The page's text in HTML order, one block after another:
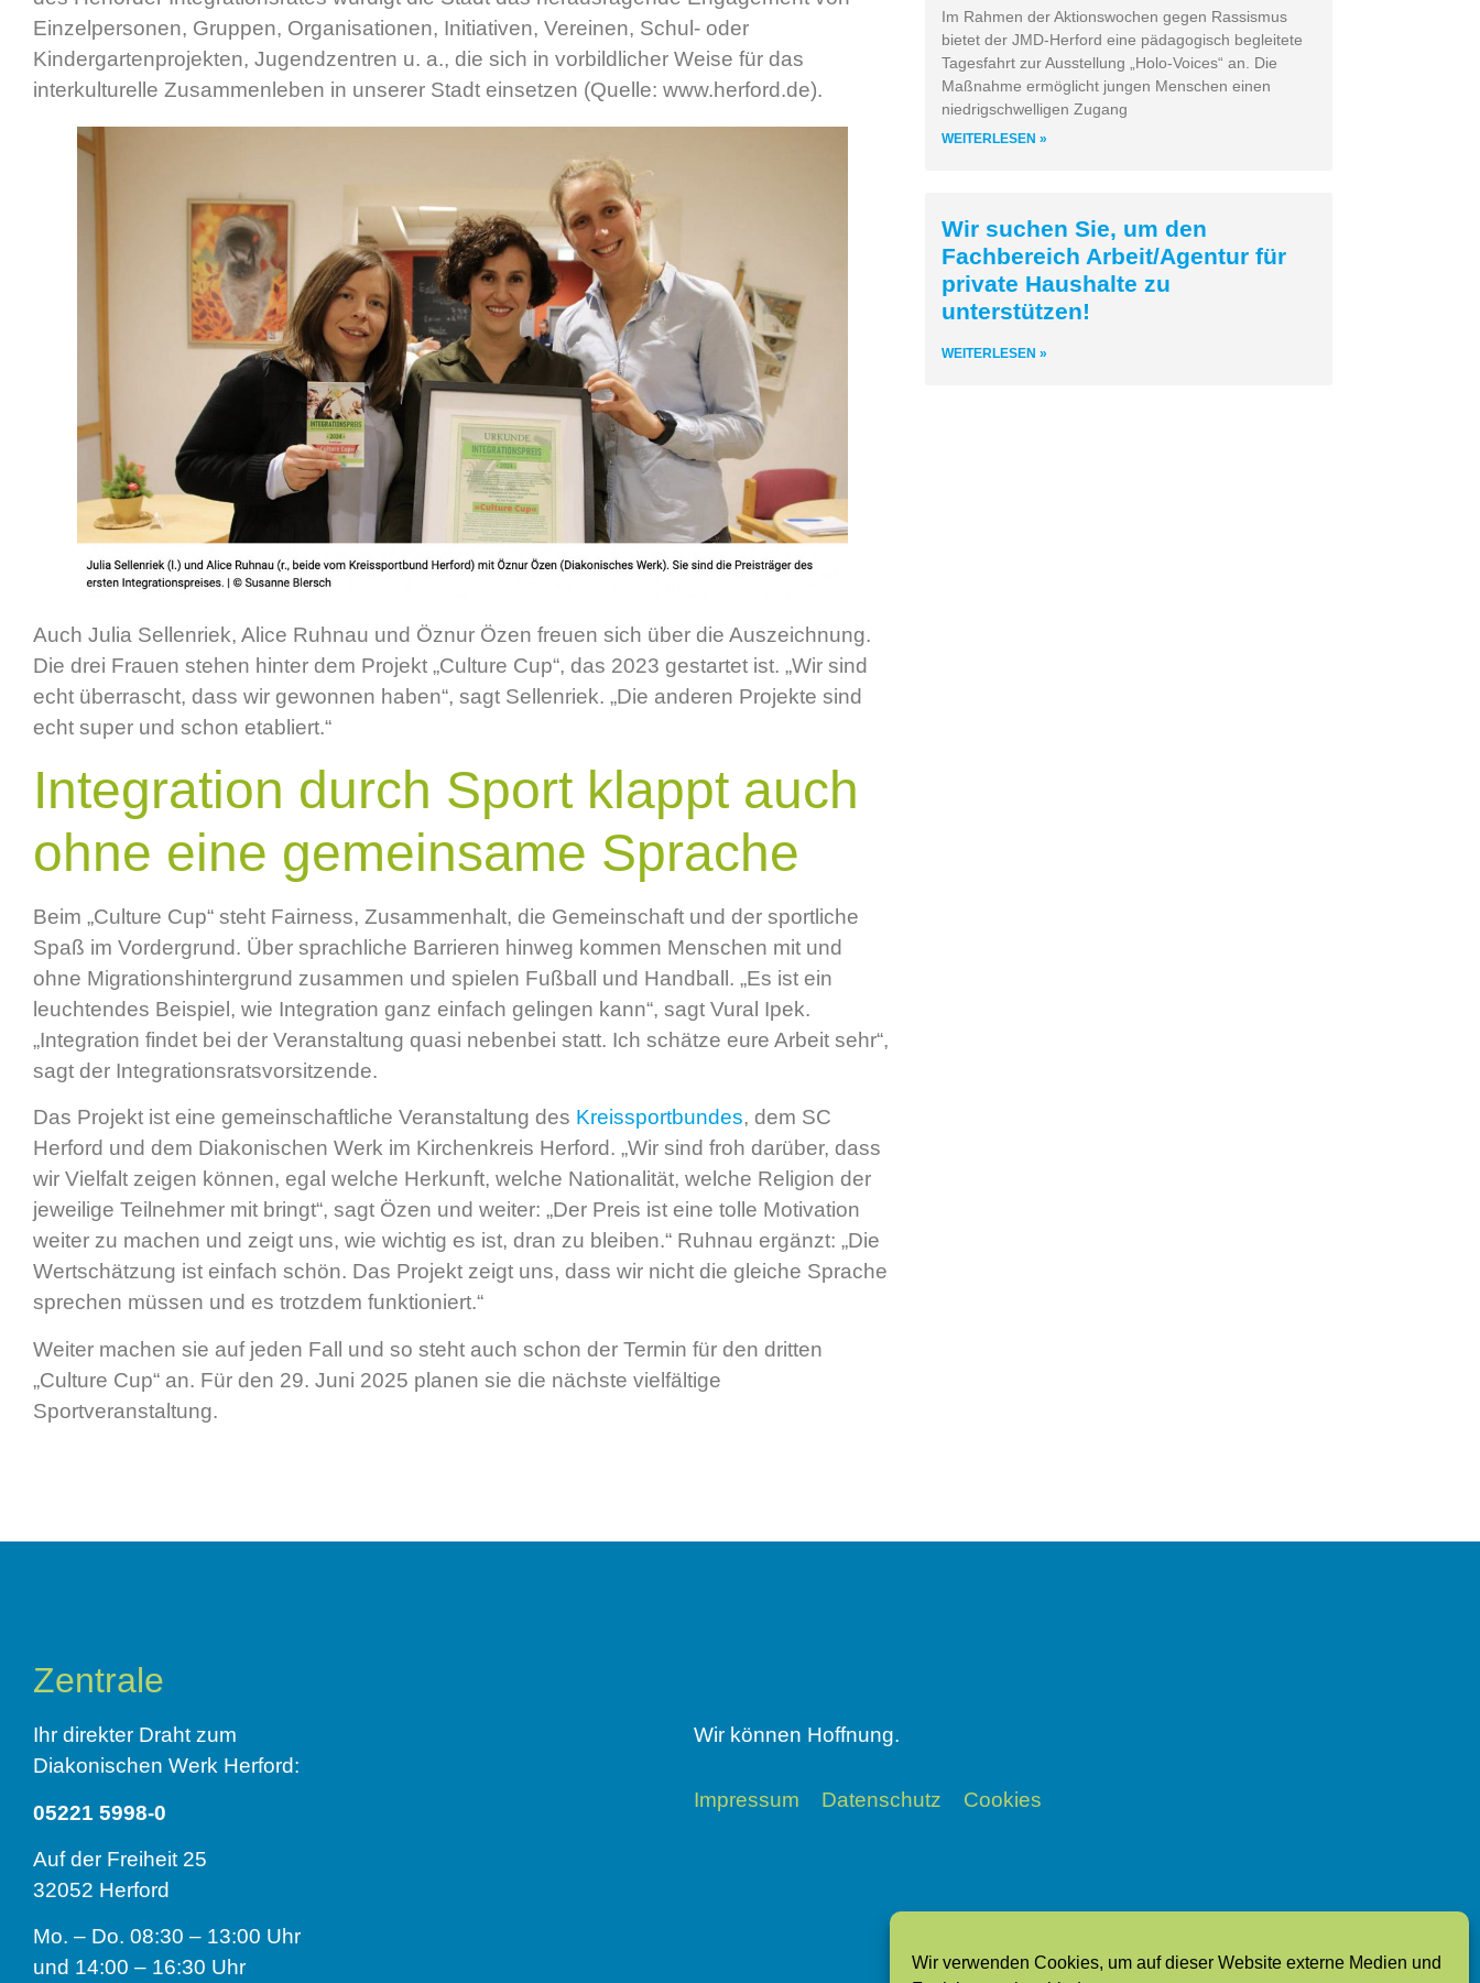
Wir verwenden Cookies, um auf dieser Website externe Medien und
Einzelpersonen, Gruppen, Organisationen, Initiativen, Vereinen, Schul- oder
Kindergartenprojekten, Jugendzentren u. a., die sich in vorbildlicher Weise für das
interkulturelle Zusammenleben in unserer Stadt einsetzen (Quelle: www.herford.de).
Auch Julia Sellenriek, Alice Ruhnau und Öznur Özen freuen sich über die Auszeichnung.
Die drei Frauen stehen hinter dem Projekt „Culture Cup“, das 2023 gestartet ist. „Wir sind
echt überrascht, dass wir gewonnen haben“, sagt Sellenriek. „Die anderen Projekte sind
echt super und schon etabliert.“
Integration durch Sport klappt auch
ohne eine gemeinsame Sprache
Beim „Culture Cup“ steht Fairness, Zusammenhalt, die Gemeinschaft und der sportliche
Spaß im Vordergrund. Über sprachliche Barrieren hinweg kommen Menschen mit und
ohne Migrationshintergrund zusammen und spielen Fußball und Handball. „Es ist ein
leuchtendes Beispiel, wie Integration ganz einfach gelingen kann“, sagt Vural Ipek.
„Integration findet bei der Veranstaltung quasi nebenbei statt. Ich schätze eure Arbeit sehr“,
sagt der Integrationsratsvorsitzende.
Das Projekt ist eine gemeinschaftliche Veranstaltung des Kreissportbundes, dem SC
Herford und dem Diakonischen Werk im Kirchenkreis Herford. „Wir sind froh darüber, dass
wir Vielfalt zeigen können, egal welche Herkunft, welche Nationalität, welche Religion der
jeweilige Teilnehmer mit bringt“, sagt Özen und weiter: „Der Preis ist eine tolle Motivation
weiter zu machen und zeigt uns, wie wichtig es ist, dran zu bleiben.“ Ruhnau ergänzt: „Die
Wertschätzung ist einfach schön. Das Projekt zeigt uns, dass wir nicht die gleiche Sprache
sprechen müssen und es trotzdem funktioniert.“
Weiter machen sie auf jeden Fall und so steht auch schon der Termin für den dritten
„Culture Cup“ an. Für den 29. Juni 2025 planen sie die nächste vielfältige
Sportveranstaltung.
Im Rahmen der Aktionswochen gegen Rassismus
bietet der JMD-Herford eine pädagogisch begleitete
Tagesfahrt zur Ausstellung „Holo-Voices“ an. Die
Maßnahme ermöglicht jungen Menschen einen
niedrigschwelligen Zugang
WEITERLESEN »
Wir suchen Sie, um den
Fachbereich Arbeit/Agentur für
private Haushalte zu
unterstützen!
WEITERLESEN »
Zentrale
Ihr direkter Draht zum
Diakonischen Werk Herford:
05221 5998-0
Auf der Freiheit 25
32052 Herford
Mo. – Do. 08:30 – 13:00 Uhr
und 14:00 – 16:30 Uhr
Wir können Hoffnung.
Impressum Datenschutz Cookies